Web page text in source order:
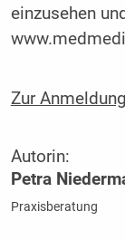
einzusehen
Zur Anmeldung
Autorin:
Petra
Praxisberatung